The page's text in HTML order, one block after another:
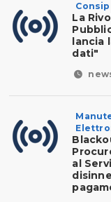
Consip
La
dati"
al